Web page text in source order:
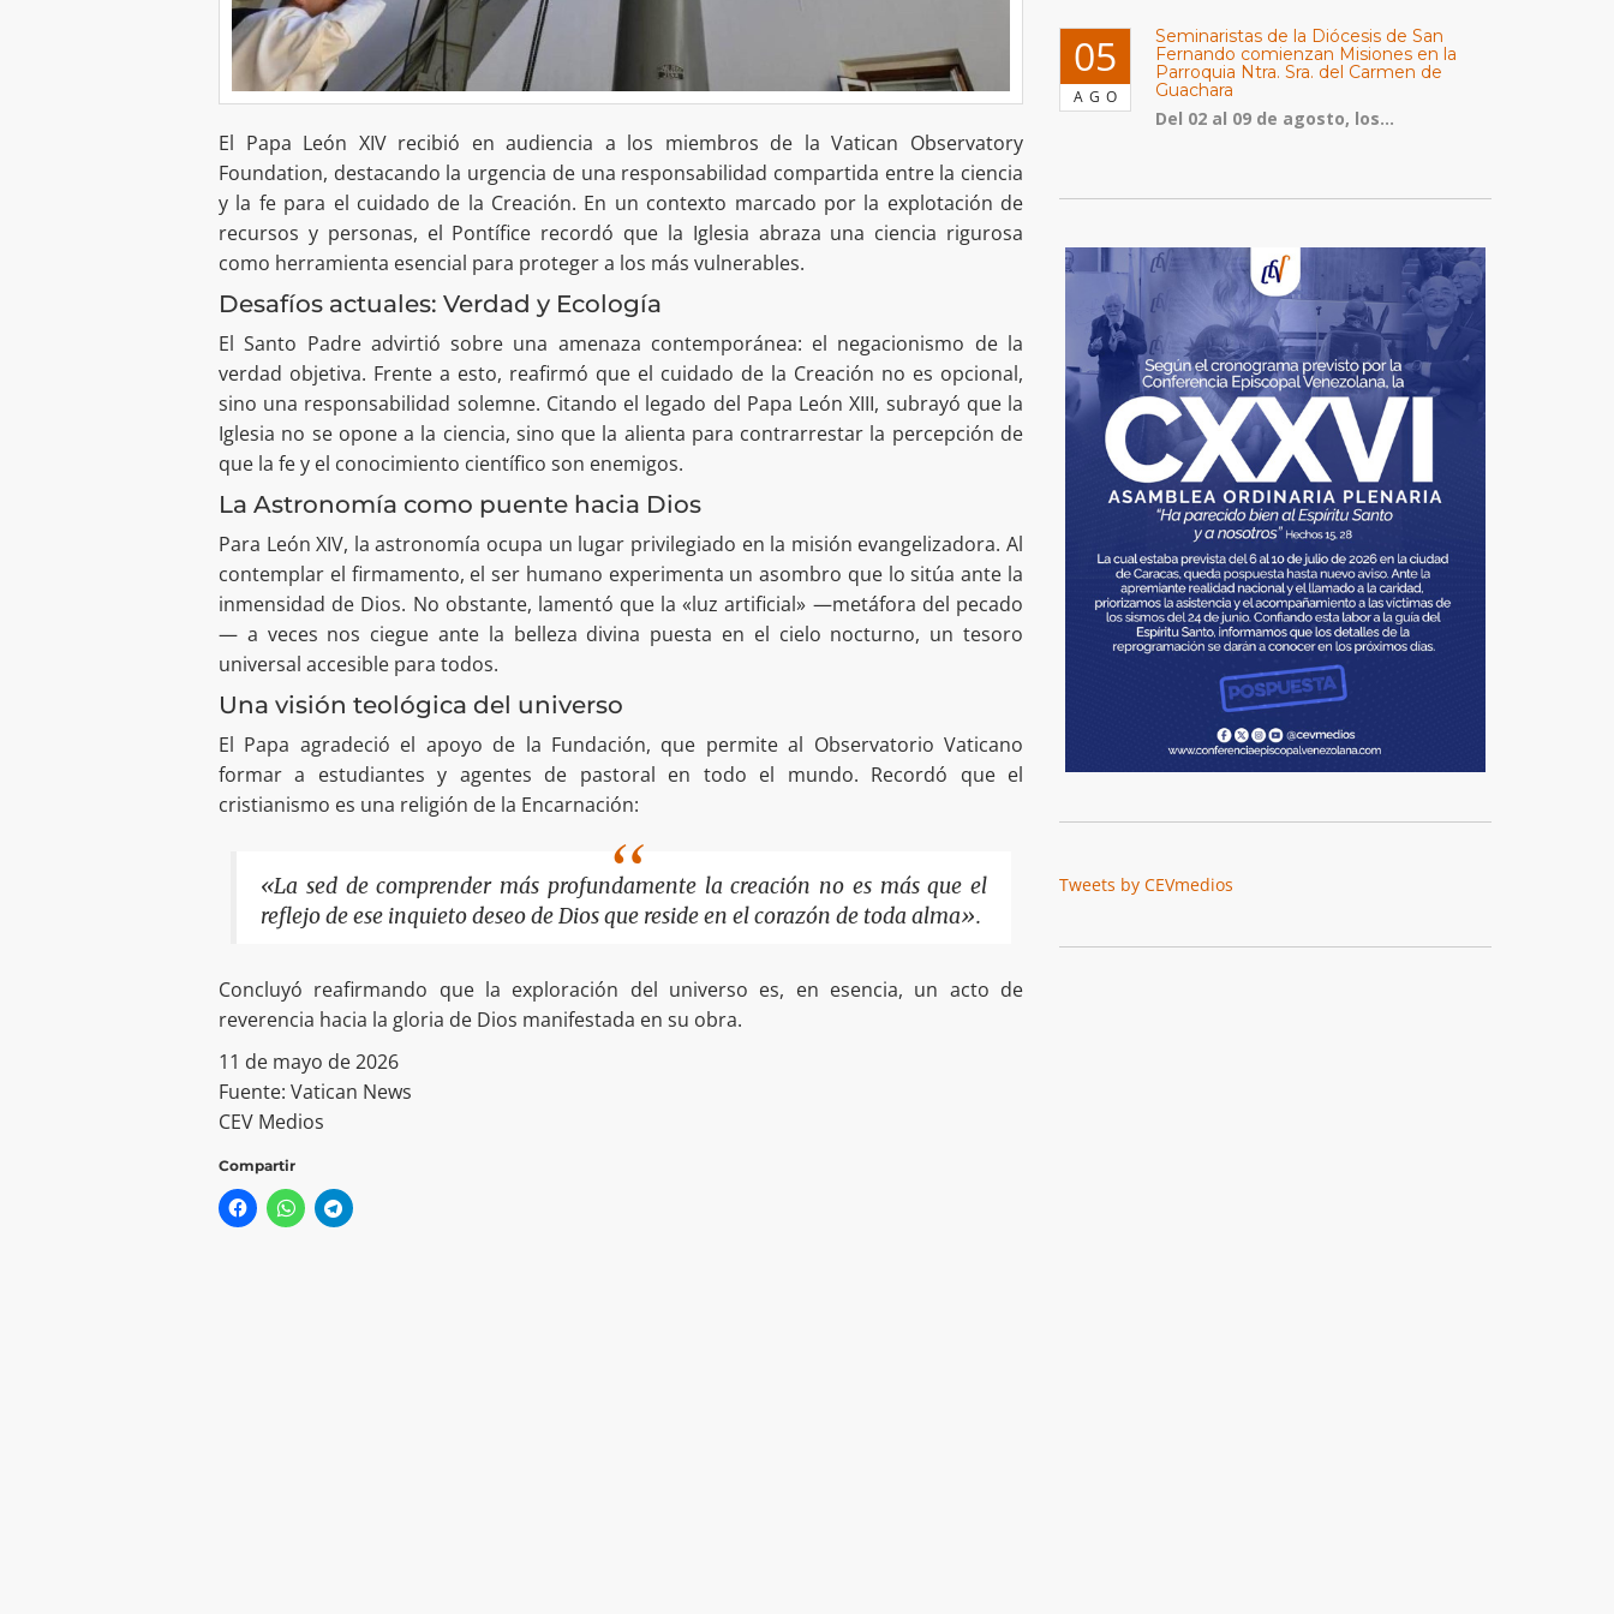
El Papa León XIV recibió en audiencia a los miembros de la Vatican Observatory
Foundation, destacando la urgencia de una responsabilidad compartida entre la ciencia
y la fe para el cuidado de la Creación. En un contexto marcado por la explotación de
recursos y personas, el Pontífice recordó que la Iglesia abraza una ciencia rigurosa
como herramienta esencial para proteger a los más vulnerables.
Desafíos actuales: Verdad y Ecología
El Santo Padre advirtió sobre una amenaza contemporánea: el negacionismo de la
verdad objetiva. Frente a esto, reafirmó que el cuidado de la Creación no es opcional,
sino una responsabilidad solemne. Citando el legado del Papa León XIII, subrayó que la
Iglesia no se opone a la ciencia, sino que la alienta para contrarrestar la percepción de
que la fe y el conocimiento científico son enemigos.
La Astronomía como puente hacia Dios
Para León XIV, la astronomía ocupa un lugar privilegiado en la misión evangelizadora. Al
contemplar el firmamento, el ser humano experimenta un asombro que lo sitúa ante la
inmensidad de Dios. No obstante, lamentó que la «luz artificial» —metáfora del pecado
— a veces nos ciegue ante la belleza divina puesta en el cielo nocturno, un tesoro
universal accesible para todos.
Una visión teológica del universo
El Papa agradeció el apoyo de la Fundación, que permite al Observatorio Vaticano
formar a estudiantes y agentes de pastoral en todo el mundo. Recordó que el
cristianismo es una religión de la Encarnación:
«La sed de comprender más profundamente la creación no es más que el
reflejo de ese inquieto deseo de Dios que reside en el corazón de toda alma».
Concluyó reafirmando que la exploración del universo es, en esencia, un acto de
reverencia hacia la gloria de Dios manifestada en su obra.
11 de mayo de 2026
Fuente: Vatican News
CEV Medios
Compartir
05
AGO
Seminaristas de la Diócesis de San
Fernando comienzan Misiones en la
Parroquia Ntra. Sra. del Carmen de
Guachara
Del 02 al 09 de agosto, los...
Tweets by CEVmedios